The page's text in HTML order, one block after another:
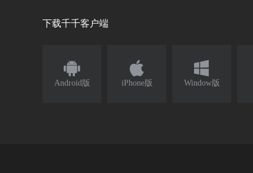
下载千千客户端

Android版

iPhone版

Window版